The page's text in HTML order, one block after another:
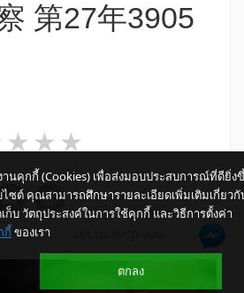
第27年3905
4 stars
3 stars
2 stars
star
นคุกกี้ (Cookies) เพื่อส่งมอบประสบการณ์ที่ดียิ่ง
ซต์ คุณสามารถศึกษารายละเอียดเพิ่มเติมเกี่ยวกั
บ วัตถุประสงค์ในการใช้คุกกี้ และวิธีการตั้งค่า
กี้ ของเรา
ตกลง